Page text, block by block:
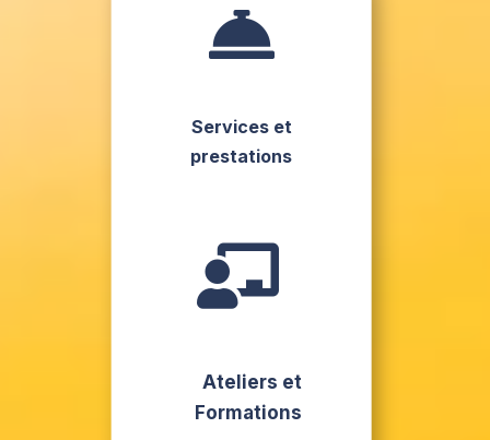

Services et
prestations

Ateliers et
Formations